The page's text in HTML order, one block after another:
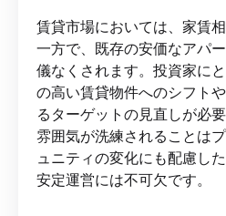
賃貸市場においては、家賃
一方で、既存の安価なアパ
儀なくされます。投資家に
の高い賃貸物件へのシフト
るターゲットの見直しが必
雰囲気が洗練されることは
ュニティの変化にも配慮し
安定運営には不可欠です。